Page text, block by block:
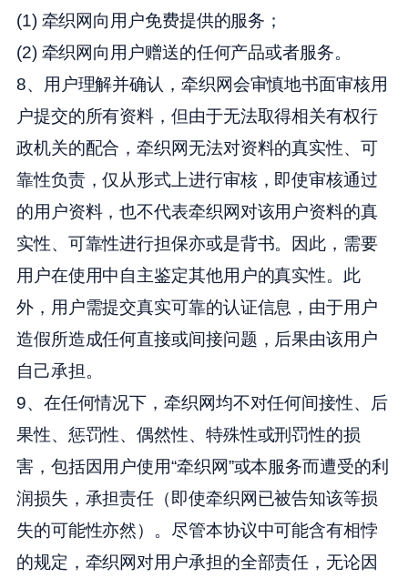
(1) 牵织网向用户免费提供的服务；
(2) 牵织网向用户赠送的任何产品或者服务。
8、用户理解并确认，牵织网会审慎地书面审核用
户提交的所有资料，但由于无法取得相关有权行
政机关的配合，牵织网无法对资料的真实性、可
靠性负责，仅从形式上进行审核，即使审核通过
的用户资料，也不代表牵织网对该用户资料的真
实性、可靠性进行担保亦或是背书。因此，需要
用户在使用中自主鉴定其他用户的真实性。此
外，用户需提交真实可靠的认证信息，由于用户
造假所造成任何直接或间接问题，后果由该用户
自己承担。
9、在任何情况下，牵织网均不对任何间接性、后
果性、惩罚性、偶然性、特殊性或刑罚性的损
害，包括因用户使用“牵织网”或本服务而遭受的利
润损失，承担责任（即使牵织网已被告知该等损
失的可能性亦然）。尽管本协议中可能含有相悖
的规定，牵织网对用户承担的全部责任，无论因